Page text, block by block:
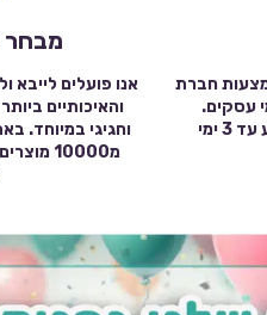
חברת
בית הלקוח תוך 5 ימי עסקים.
במרבית המקרים המשלוח מגיע עד 3 ימי
מבחר
אנו פועלים לייבא
והאיכותיים
וחגיגי במיוחד.
מ10000